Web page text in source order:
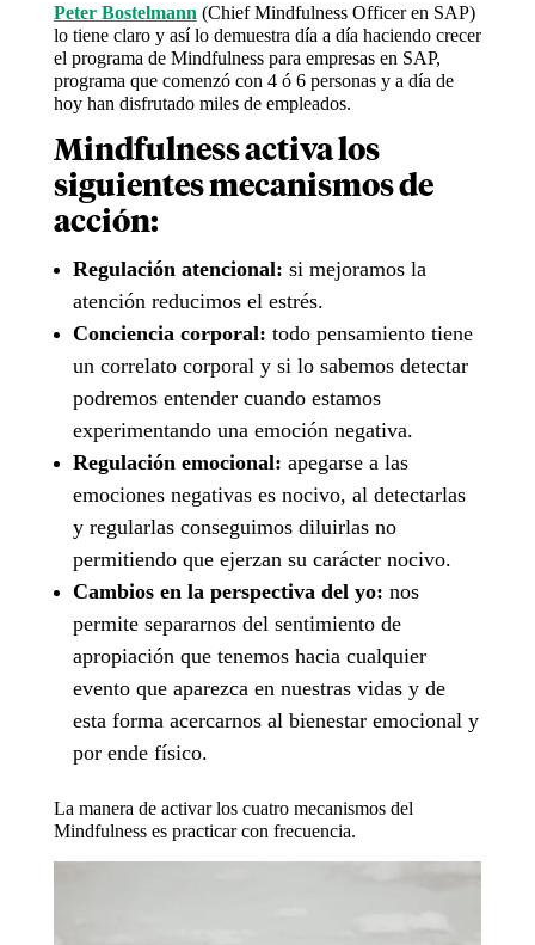
Peter Bostelmann (Chief Mindfulness Officer en SAP)
lo tiene claro y así lo demuestra día a día haciendo crecer
el programa de Mindfulness para empresas en SAP,
programa que comenzó con 4 ó 6 personas y a día de
hoy han disfrutado miles de empleados.
Mindfulness activa los
siguientes mecanismos de
acción:
Regulación atencional: si mejoramos la
atención reducimos el estrés.
Conciencia corporal: todo pensamiento tiene
un correlato corporal y si lo sabemos detectar
podremos entender cuando estamos
experimentando una emoción negativa.
Regulación emocional: apegarse a las
emociones negativas es nocivo, al detectarlas
y regularlas conseguimos diluirlas no
permitiendo que ejerzan su carácter nocivo.
Cambios en la perspectiva del yo: nos
permite separarnos del sentimiento de
apropiación que tenemos hacia cualquier
evento que aparezca en nuestras vidas y de
esta forma acercarnos al bienestar emocional y
por ende físico.
La manera de activar los cuatro mecanismos del
Mindfulness es practicar con frecuencia.